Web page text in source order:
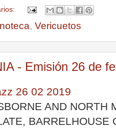
, Vericuetos
- Emisión 26 de
26 02 2019
AND NORTH
BARRELHOUSE